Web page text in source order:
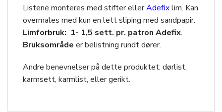
Listene monteres med stifter ellerAdefixlim. Kan
overmales med kun en lett sliping med sandpapir.
Limforbruk: 1- 1,5 sett. pr. patron Adefix.
Bruksområde er belistning rundt dører.
Andre benevnelser på dette produktet: dørlist,
karmsett, karmlist, eller gerikt.